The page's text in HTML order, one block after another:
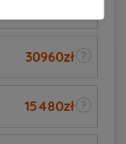
30960zł
15480zł